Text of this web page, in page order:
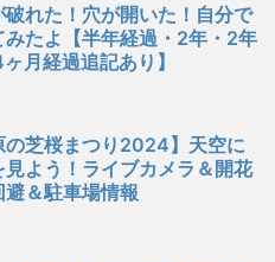
破れた！穴が開いた！自分で
みたよ【半年経過・2年・2年
月経過追記あり】
の芝桜まつり2024】天空に
よう！ライブカメラ＆開花
＆駐車場情報